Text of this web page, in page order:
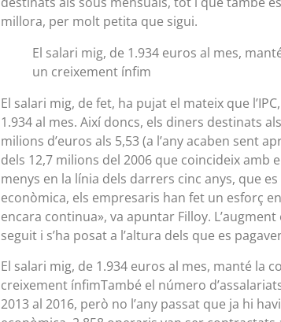
millora, per molt petita que sigui.
El salari mig, de 1.934 euros al mes,
un creixement ínfim
El salari mig, de fet, ha pujat el mateix que
1.934 al mes. Així doncs, els diners destinats
milions d’euros als 5,53 (a l’any acaben sent
dels 12,7 milions del 2006 que coincideix
menys en la línia dels darrers cinc anys, que
econòmica, els empresaris han fet un esforç
encara continua», va apuntar Filloy.
seguit i s’ha posat a l’altura dels que es
El salari mig, de 1.934 euros al mes, manté la
creixement ínfimTambé el número
2013 al 2016, però no l’any passat que ja hi